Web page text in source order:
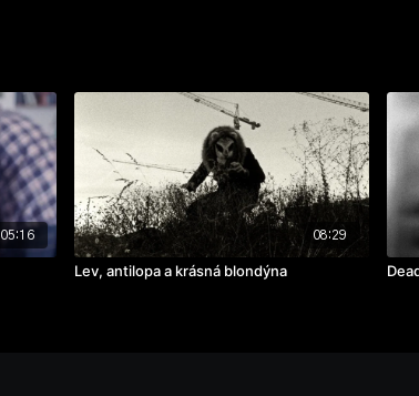
05:16 08:29
Lev, antilopa a krásná blondýna